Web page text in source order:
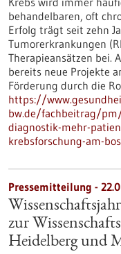
behandelbaren, oft
Erfolg trägt seit zehn
Tumorerkrankungen
Therapieansätzen bei.
bereits neue Projekte
Förderung durch die
https://
bw.de/fachbeitrag/
diagnostik-mehr-
krebsforschung-am-
Pressemitteilung -
zur
Heidelberg und